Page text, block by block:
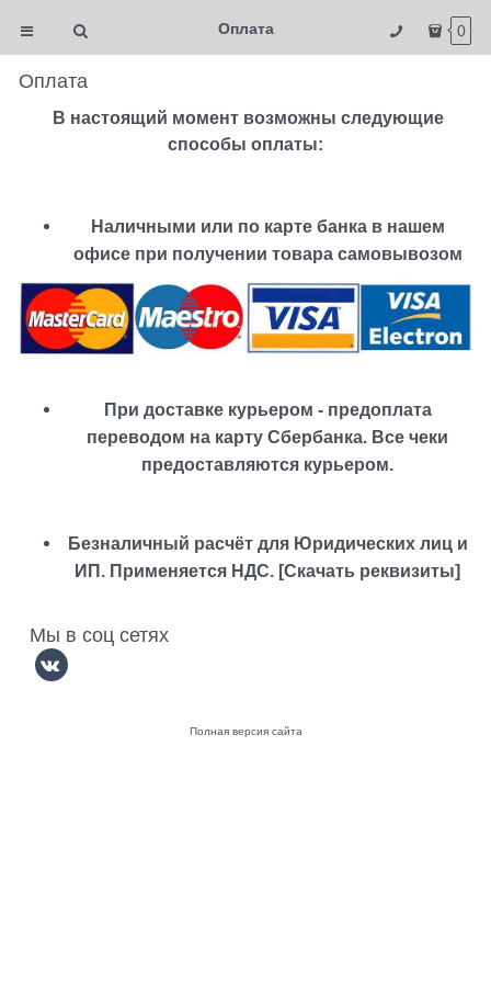
Оплата 0
Оплата
В настоящий момент возможны следующие
способы оплаты:
Наличными или по карте банка в нашем
офисе при получении товара самовывозом
При доставке курьером - предоплата
переводом на карту Сбербанка. Все чеки
предоставляются курьером.
Безналичный расчёт для Юридических лиц и
ИП. Применяется НДС. [Скачать реквизиты]
Мы в соц сетях
Полная версия сайта